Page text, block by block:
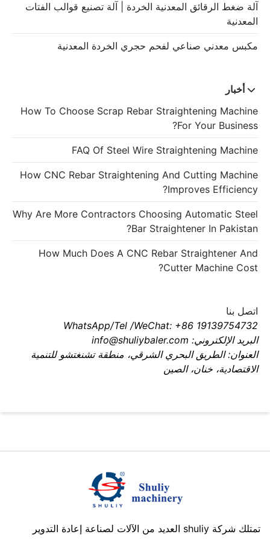
آلة ضغط الرقائق المعدنية الخردة | آلة تصنيع قوالب الفتات
المعدنية
مكبس معدني صناعي لفحم حجري الخردة المعدنية
أخبار
How To Choose Scrap Rebar Straightening Machine
For Your Business?
FAQ Of Steel Wire Straightening Machine
How CNC Rebar Straightening And Cutting Machine
Improves Efficiency?
Why Are More Contractors Choosing Automatic Steel
Bar Straightener In Pakistan?
How Much Does A CNC Rebar Straightener And
Cutter Machine Cost?
اتصل بنا
WhatsApp/Tel /WeChat: +86 19139754732
البريد الإلكتروني: info@shuliybaler.com
العنوان: الطريق البحري الشرقي، منطقة تشنغتشو للتنمية
الاقتصادية، خنان، الصين
تمتلك شركة shuliy العديد من الآلات لصناعة إعادة التدوير